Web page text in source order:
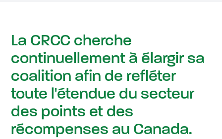
La CRCC cherche
continuellement à élargir sa
coalition afin de refléter
toute l'étendue du secteur
des points et des
récompenses au Canada.